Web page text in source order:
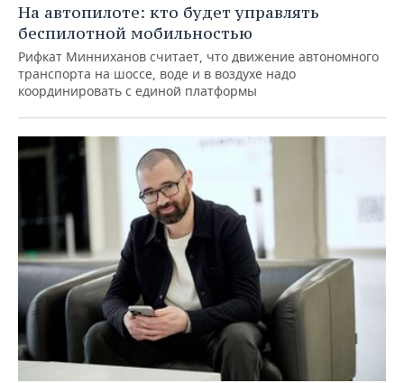
На автопилоте: кто будет управлять
беспилотной мобильностью
Рифкат Минниханов считает, что движение автономного
транспорта на шоссе, воде и в воздухе надо
координировать с единой платформы